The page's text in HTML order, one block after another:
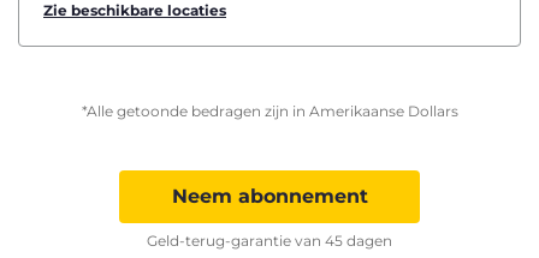
Zie beschikbare locaties
*Alle getoonde bedragen zijn in Amerikaanse Dollars
Neem abonnement
Geld-terug-garantie van 45 dagen